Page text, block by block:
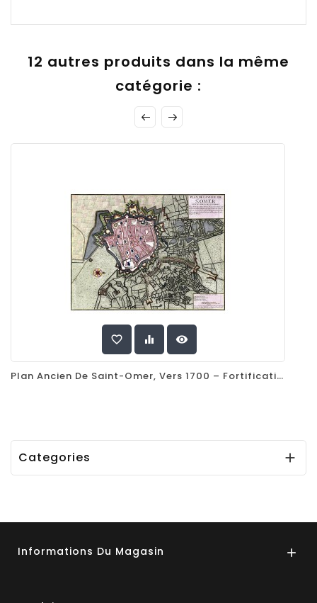
12 autres produits dans la même
catégorie :
favorite_border equalizer visibility
Plan Ancien De Saint-Omer, Vers 1700 – Fortifications, Grande Place Et Quartiers Historiques
Categories 
Informations Du Magasin 